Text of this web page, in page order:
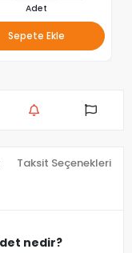
Adet
Sepete Ekle
Taksit Seçenekleri
nedir?